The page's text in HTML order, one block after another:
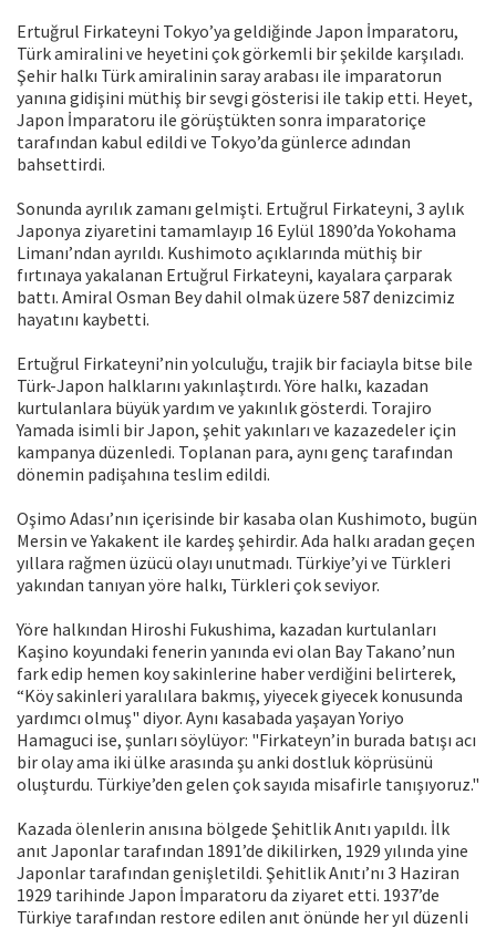
Ertuğrul Firkateyni Tokyo’ya geldiğinde Japon İmparatoru,
Türk amiralini ve heyetini çok görkemli bir şekilde karşıladı.
Şehir halkı Türk amiralinin saray arabası ile imparatorun
yanına gidişini müthiş bir sevgi gösterisi ile takip etti. Heyet,
Japon İmparatoru ile görüştükten sonra imparatoriçe
tarafından kabul edildi ve Tokyo’da günlerce adından
bahsettirdi.
Sonunda ayrılık zamanı gelmişti. Ertuğrul Firkateyni, 3 aylık
Japonya ziyaretini tamamlayıp 16 Eylül 1890’da Yokohama
Limanı’ndan ayrıldı. Kushimoto açıklarında müthiş bir
fırtınaya yakalanan Ertuğrul Firkateyni, kayalara çarparak
battı. Amiral Osman Bey dahil olmak üzere 587 denizcimiz
hayatını kaybetti.
Ertuğrul Firkateyni’nin yolculuğu, trajik bir faciayla bitse bile
Türk-Japon halklarını yakınlaştırdı. Yöre halkı, kazadan
kurtulanlara büyük yardım ve yakınlık gösterdi. Torajiro
Yamada isimli bir Japon, şehit yakınları ve kazazedeler için
kampanya düzenledi. Toplanan para, aynı genç tarafından
dönemin padişahına teslim edildi.
Oşimo Adası’nın içerisinde bir kasaba olan Kushimoto, bugün
Mersin ve Yakakent ile kardeş şehirdir. Ada halkı aradan geçen
yıllara rağmen üzücü olayı unutmadı. Türkiye’yi ve Türkleri
yakından tanıyan yöre halkı, Türkleri çok seviyor.
Yöre halkından Hiroshi Fukushima, kazadan kurtulanları
Kaşino koyundaki fenerin yanında evi olan Bay Takano’nun
fark edip hemen koy sakinlerine haber verdiğini belirterek,
“Köy sakinleri yaralılara bakmış, yiyecek giyecek konusunda
yardımcı olmuş" diyor. Aynı kasabada yaşayan Yoriyo
Hamaguci ise, şunları söylüyor: "Firkateyn’in burada batışı acı
bir olay ama iki ülke arasında şu anki dostluk köprüsünü
oluşturdu. Türkiye’den gelen çok sayıda misafirle tanışıyoruz."
Kazada ölenlerin anısına bölgede Şehitlik Anıtı yapıldı. İlk
anıt Japonlar tarafından 1891’de dikilirken, 1929 yılında yine
Japonlar tarafından genişletildi. Şehitlik Anıtı’nı 3 Haziran
1929 tarihinde Japon İmparatoru da ziyaret etti. 1937’de
Türkiye tarafından restore edilen anıt önünde her yıl düzenli